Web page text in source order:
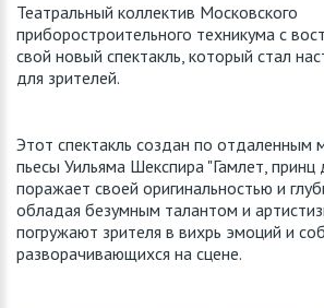
Театральный коллектив Московского
приборостроительного техникума с
свой новый спектакль, который стал
для зрителей.
Этот спектакль создан по отдаленным
пьесы Уильяма Шекспира "Гамлет, принц
поражает своей оригинальностью и
обладая безумным талантом и
погружают зрителя в вихрь эмоций и
разворачивающихся на сцене.